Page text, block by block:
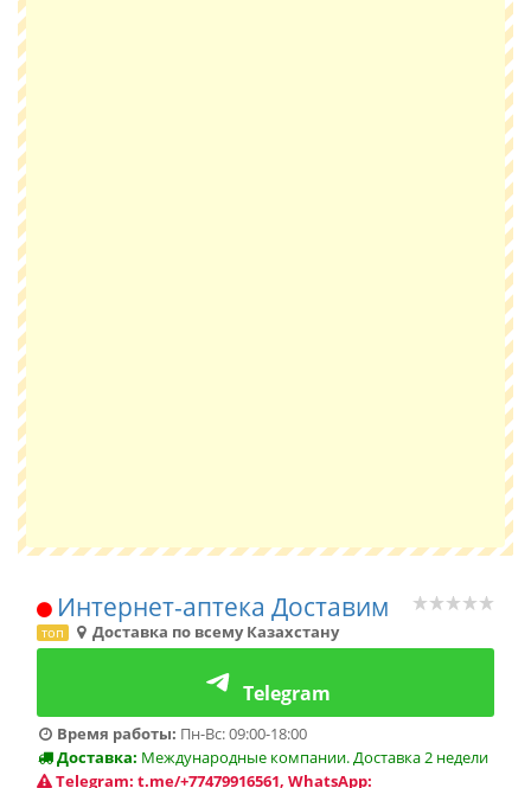
Интернет-аптека Доставим
топ Доставка по всему Казахстану
Telegram
Время работы: Пн-Вс: 09:00-18:00
Доставка: Международные компании. Доставка 2 недели
Telegram: t.me/+77479916561, WhatsApp: